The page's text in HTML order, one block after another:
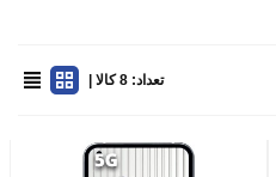
تعداد: 8 کالا |